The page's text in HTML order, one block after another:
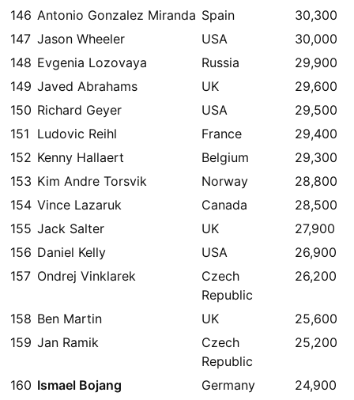
146 Antonio Gonzalez Miranda Spain
30,300
147 Jason Wheeler USA
30,000
148 Evgenia Lozovaya Russia
29,900
149 Javed Abrahams UK
29,600
150 Richard Geyer USA
29,500
151 Ludovic Reihl France
29,400
152 Kenny Hallaert Belgium
29,300
153 Kim Andre Torsvik Norway
28,800
154 Vince Lazaruk Canada
28,500
155 Jack Salter UK
27,900
156 Daniel Kelly USA
26,900
157 Ondrej Vinklarek
Czech
Republic
26,200
158 Ben Martin UK
25,600
159 Jan Ramik
Czech
Republic
25,200
160 Ismael Bojang Germany
24,900